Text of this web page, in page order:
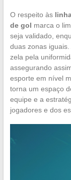
O respeito às
de gol marca o
seja validado,
duas zonas
zela pela
assegurando
esporte em nível
torna um espaço
equipe e a
jogadores e dos